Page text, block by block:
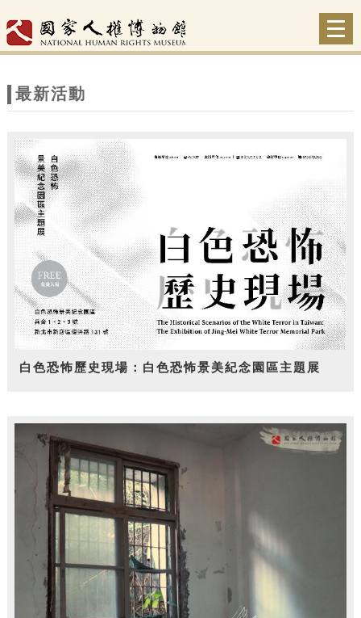
站
題
最新活動
白色恐怖歷史現場：白色恐怖景美紀念園區主題展